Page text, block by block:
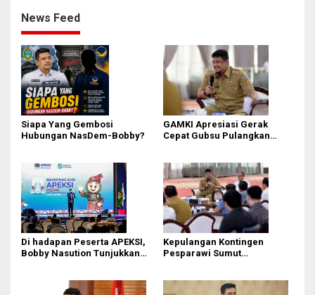
News Feed
Siapa Yang Gembosi
Hubungan NasDem-Bobby?
GAMKI Apresiasi Gerak
Cepat Gubsu Pulangkan
Di hadapan Peserta APEKSI,
Bobby Nasution Tunjukkan
Kepulangan Kontingen
Pesparawi Sumut